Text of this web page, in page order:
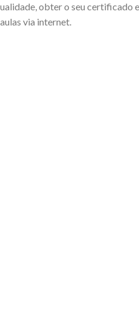
obter o seu certificado
via internet.